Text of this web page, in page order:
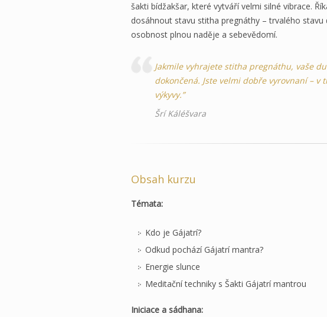
šakti bídžakšar, které vytváří velmi silné vibrace.
dosáhnout stavu stitha pregnáthy – trvalého
osobnost plnou naděje a sebevědomí.
Jakmile vyhrajete stitha pregnáthu, vaše
dokončená. Jste velmi dobře vyrovnaní – v
výkyvy.”
Šrí Káléšvara
Obsah kurzu
Témata:
Kdo je Gájatrí?
Odkud pochází Gájatrí mantra?
Energie slunce
Meditační techniky s Šakti Gájatrí mantrou
Iniciace a sádhana: